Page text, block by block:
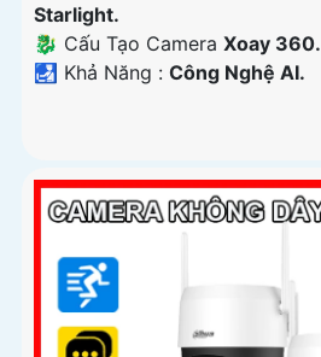
Starlight.
🐉️ Cấu Tạo Camera Xoay 360.
️🛃 Khả Năng : Công Nghệ AI.